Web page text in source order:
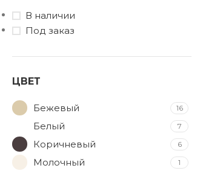
В наличии
Под заказ
ЦВЕТ
Бежевый 16
Белый 7
Коричневый 6
Молочный 1